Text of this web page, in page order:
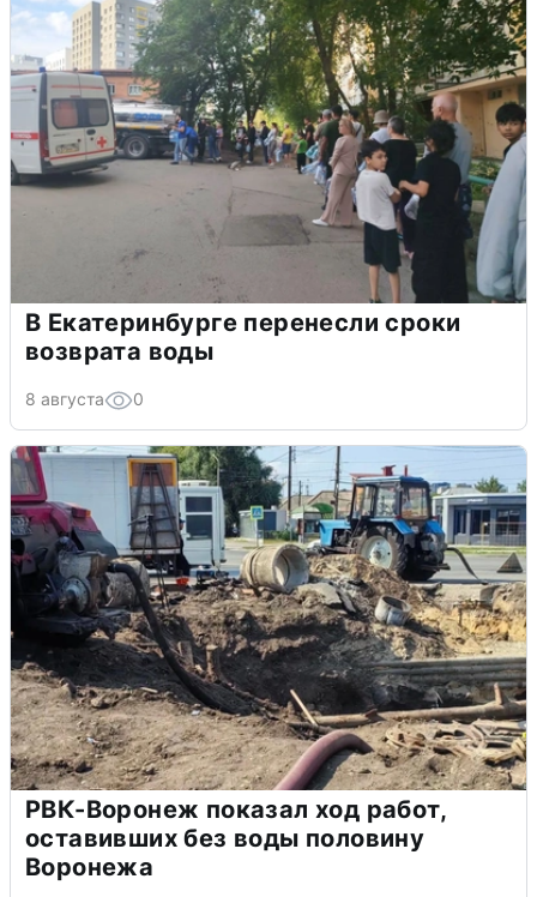
В Екатеринбурге перенесли сроки
возврата воды
8 августа 0
РВК-Воронеж показал ход работ,
оставивших без воды половину
Воронежа